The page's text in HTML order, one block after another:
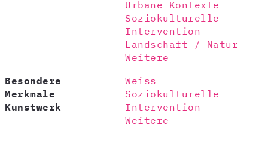
Urbane Kontexte
Soziokulturelle
Intervention
Landschaft / Natur
Weitere
Besondere
Merkmale
Kunstwerk
Weiss
Soziokulturelle
Intervention
Weitere